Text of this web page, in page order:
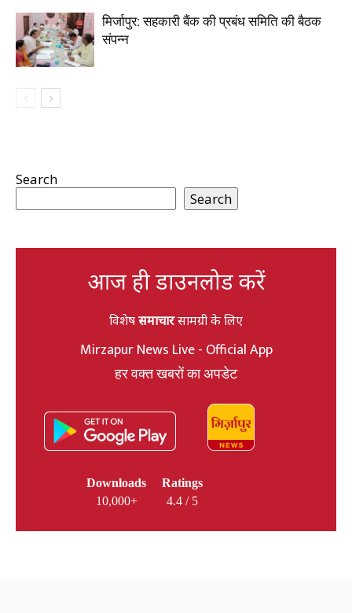
मिर्जापुर: सहकारी बैंक की प्रबंध समिति की बैठक
संपन्न
Search
Search
आज ही डाउनलोड करें
विशेषसमाचारसामग्री के लिए
Mirzapur News Live - Official App
हर वक्त खबरों का अपडेट
Downloads
10,000+
Ratings
4.4 / 5